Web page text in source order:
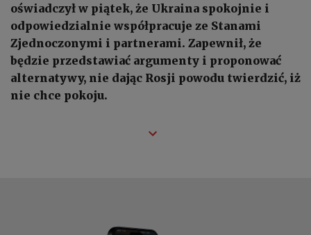
oświadczył w piątek, że Ukraina spokojnie i
odpowiedzialnie współpracuje ze Stanami
Zjednoczonymi i partnerami. Zapewnił, że
będzie przedstawiać argumenty i proponować
alternatywy, nie dając Rosji powodu twierdzić, iż
nie chce pokoju.